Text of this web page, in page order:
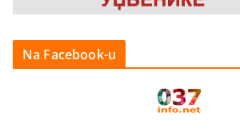
Na Facebook-u